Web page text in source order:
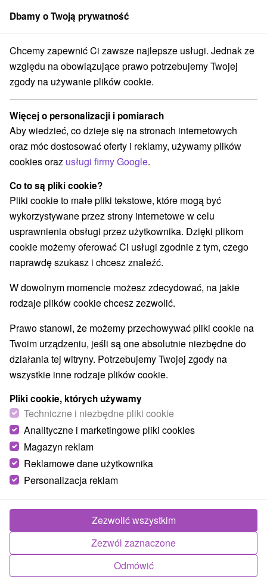
członek grupySorger
na prenájom Východné Slovensko Prešovský kraj Podbanské
Chaty na prenájom Podbanské
Kategorie
Wszystkie kategorie
Hotele na Slovacji(2)
Apartmány(1) Chaty na prenájom
Wybierz lokalizację lub datę
WSZYSTKO NAJTAŃSZE NAJDROŻSZE NA
Chata pod Bystrou Pribylina
Podbanské
Útulne zariadená chata v tichej lokalite obce Pribylina
ponúka ubytovanie v dvoch jednoducho zariadených
izbách....
Dbamy o Twoją prywatność
Chcemy zapewnić Ci zawsze najlepsze usługi. Jednak ze
względu na obowiązujące prawo potrzebujemy Twojej
zgody na używanie plików cookie.
Więcej o personalizacji i pomiarach
Aby wiedzieć, co dzieje się na stronach internetowych
oraz móc dostosować oferty i reklamy, używamy plików
cookies oraz usługi firmy Google.
Co to są pliki cookie?
Pliki cookie to małe pliki tekstowe, które mogą być
wykorzystywane przez strony internetowe w celu
usprawnienia obsługi przez użytkownika. Dzięki plikom
cookie możemy oferować Ci usługi zgodnie z tym, czego
naprawdę szukasz i chcesz znaleźć.
W dowolnym momencie możesz zdecydować, na jakie
rodzaje plików cookie chcesz zezwolić.
Prawo stanowi, że możemy przechowywać pliki cookie na
Twoim urządzeniu, jeśli są one absolutnie niezbędne do
działania tej witryny. Potrzebujemy Twojej zgody na
wszystkie inne rodzaje plików cookie.
Pliki cookie, których używamy
Techniczne i niezbędne pliki cookie
Analityczne i marketingowe pliki cookies
Magazyn reklam
Reklamowe dane użytkownika
Personalizacja reklam
Odmówić
Zezwól zaznaczone
Zezwolić wszystkim